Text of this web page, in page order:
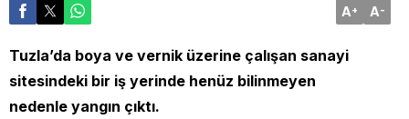
A+ A-
Tuzla’da boya ve vernik üzerine çalışan sanayi
sitesindeki bir iş yerinde henüz bilinmeyen
nedenle yangın çıktı.